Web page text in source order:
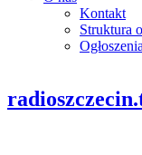
Kontakt
Struktura